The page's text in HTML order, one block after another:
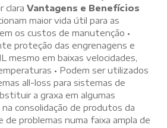
clara Vantagens e Benefícios
maior vida útil para as
os custos de manutenção •
proteção das engrenagens e
mesmo em baixas velocidades,
• Podem ser utilizados
all-loss para sistemas de
a graxa em algumas
consolidação de produtos da
de problemas numa faixa ampla de